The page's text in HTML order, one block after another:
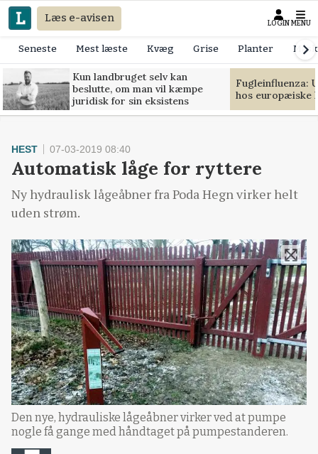
Læs e-avisen LOGIN MENU
Seneste Mest læste Kvæg Grise Planter
Kun landbruget selv kan
beslutte, om man vil kæmpe
juridisk for sin eksistens
Fugleinfluenza:
hos europæiske
HEST 07-03-2019 08:40
Automatisk låge for ryttere
Ny hydraulisk lågeåbner fra Poda Hegn virker helt
uden strøm.
Den nye, hydrauliske lågeåbner virker ved at pumpe
nogle få gange med håndtaget på pumpestanderen.